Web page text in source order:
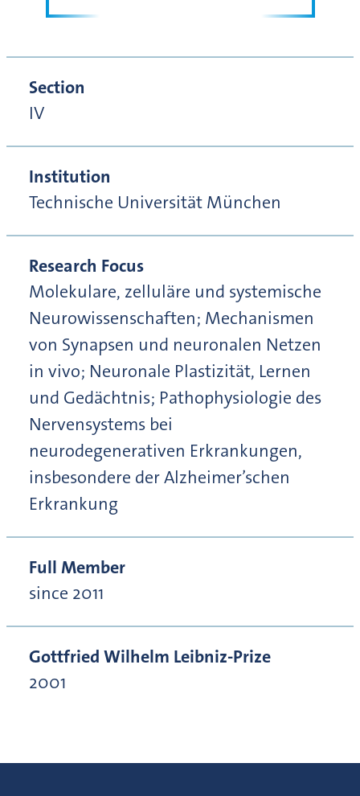
Section
IV
Institution
Technische Universität München
Research Focus
Molekulare, zelluläre und systemische
Neurowissenschaften; Mechanismen
von Synapsen und neuronalen Netzen
in vivo; Neuronale Plastizität, Lernen
und Gedächtnis; Pathophysiologie des
Nervensystems bei
neurodegenerativen Erkrankungen,
insbesondere der Alzheimer’schen
Erkrankung
Full Member
since 2011
Gottfried Wilhelm Leibniz-Prize
2001